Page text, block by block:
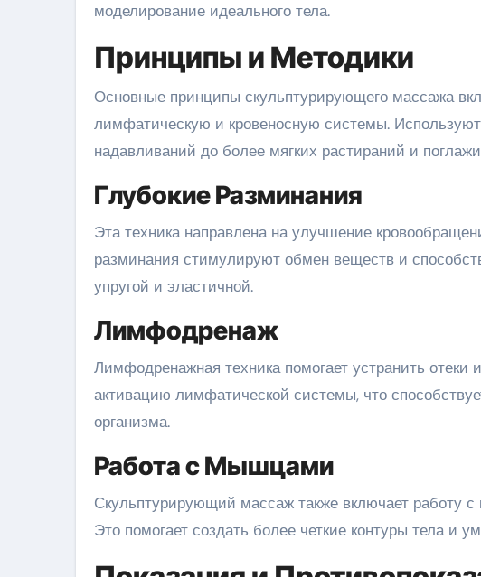
моделирование идеального тела.
Принципы и Методики
Основные принципы скульптурирующего массажа
лимфатическую и кровеносную системы.
надавливаний до более мягких растираний и
Глубокие Разминания
Эта техника направлена на улучшение
разминания стимулируют обмен веществ и
упругой и эластичной.
Лимфодренаж
Лимфодренажная техника помогает устранить
активацию лимфатической системы, что
организма.
Работа с Мышцами
Скульптурирующий массаж также включает работу
Это помогает создать более четкие контуры тела и